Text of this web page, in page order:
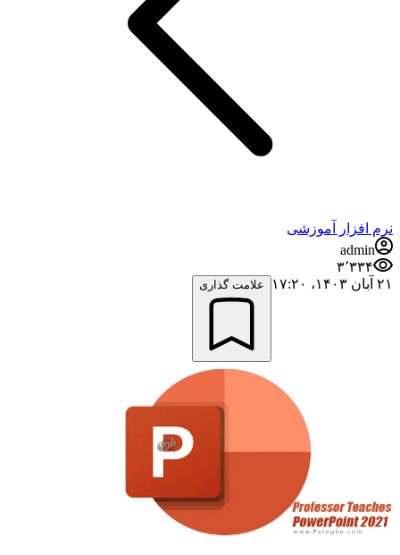
نرم افزار آموزشی
admin
۳٬۳۳۴
۲۱ آبان ۱۴۰۳،‏ ۱۷:۲۰
علامت گذاری